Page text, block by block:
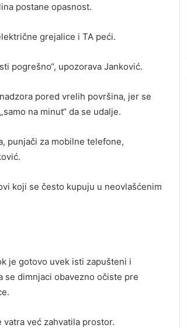
postane opasnost.
grejalice i TA peći.
pogrešno“, upozorava Janković.
pored vrelih površina, jer se
na minut“ da se udalje.
punjači za mobilne telefone,
koji se često kupuju u neovlašćenim
je gotovo uvek isti zapušteni i
se dimnjaci obavezno očiste pre
već zahvatila prostor.